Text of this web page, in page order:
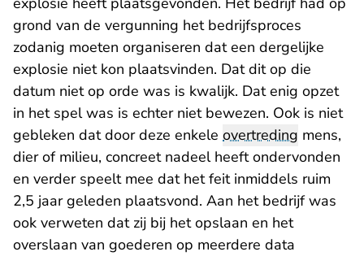
grond van de vergunning het bedrijfsproces
zodanig moeten organiseren dat een dergelijke
explosie niet kon plaatsvinden. Dat dit op die
datum niet op orde was is kwalijk. Dat enig opzet
in het spel was is echter niet bewezen. Ook is niet
gebleken dat door deze enkele overtreding mens,
dier of milieu, concreet nadeel heeft ondervonden
en verder speelt mee dat het feit inmiddels ruim
2,5 jaar geleden plaatsvond. Aan het bedrijf was
ook verweten dat zij bij het opslaan en het
overslaan van goederen op meerdere data